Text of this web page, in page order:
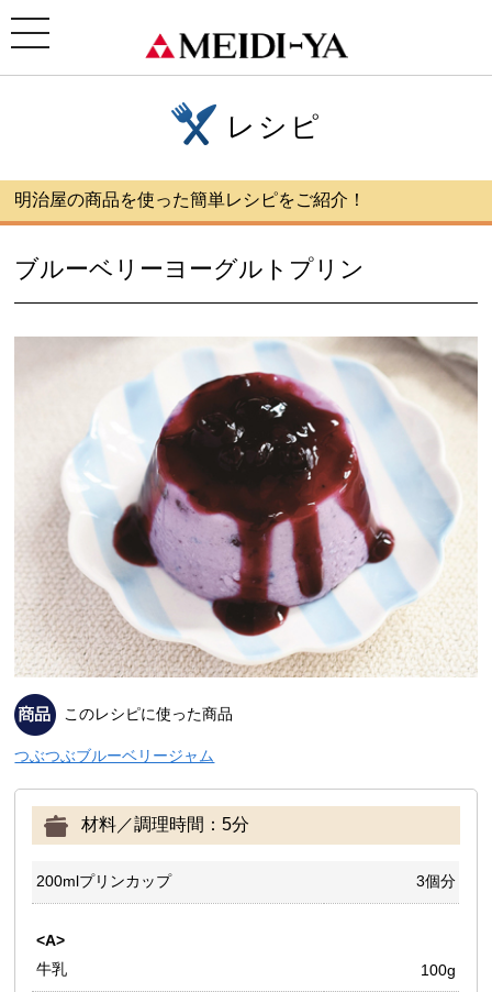
toggle
navigation
レシピ
明治屋の商品を使った簡単レシピをご紹介！
ブルーベリーヨーグルトプリン
このレシピに使った商品
つぶつぶブルーベリージャム
材料／調理時間：5分
200mlプリンカップ 3個分
<A>
牛乳
100g